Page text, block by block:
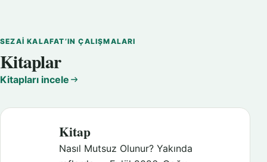
SEZAI KALAFAT’IN ÇALIŞMALARI
Kitaplar
Kitapları incele
Kitap
Nasıl Mutsuz Olunur? Yakında